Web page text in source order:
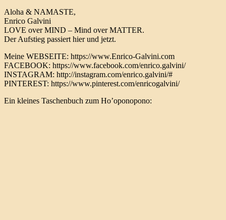
Aloha & NAMASTE,
Enrico Galvini
LOVE over MIND – Mind over MATTER.
Der Aufstieg passiert hier und jetzt.
Meine WEBSEITE: https://www.Enrico-Galvini.com
FACEBOOK: https://www.facebook.com/enrico.galvini/
INSTAGRAM: http://instagram.com/enrico.galvini/#
PINTEREST: https://www.pinterest.com/enricogalvini/
Ein kleines Taschenbuch zum Ho’oponopono: